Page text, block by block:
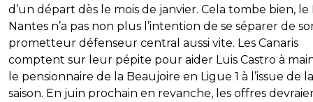
d’un départ dès le mois de janvier. Cela tombe bien, le
Nantes n’a pas non plus l’intention de se séparer de
prometteur défenseur central aussi vite. Les Canaris
comptent sur leur pépite pour aider Luis Castro à
le pensionnaire de la Beaujoire en Ligue 1 à l’issue de la
saison. En juin prochain en revanche, les offres